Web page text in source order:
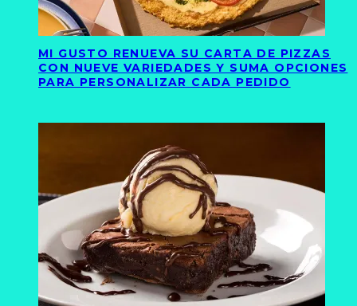
MI GUSTO RENUEVA SU CARTA DE PIZZAS
CON NUEVE VARIEDADES Y SUMA OPCIONES
PARA PERSONALIZAR CADA PEDIDO